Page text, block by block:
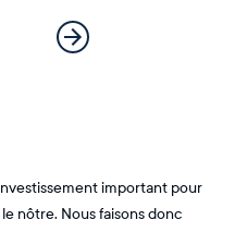
important pour
nôtre. Nous faisons donc